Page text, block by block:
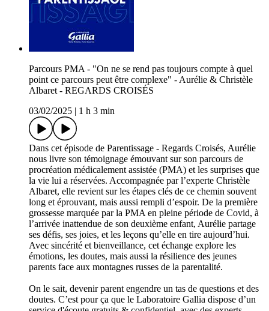
Parcours PMA - "On ne se rend pas toujours compte à quel
point ce parcours peut être complexe" - Aurélie & Christèle
Albaret - REGARDS CROISÉS
03/02/2025
1 h 3 min
Dans cet épisode de Parentissage - Regards Croisés, Aurélie
nous livre son témoignage émouvant sur son parcours de
procréation médicalement assistée (PMA) et les surprises que
la vie lui a réservées. Accompagnée par l’experte Christèle
Albaret, elle revient sur les étapes clés de ce chemin souvent
long et éprouvant, mais aussi rempli d’espoir. De la première
grossesse marquée par la PMA en pleine période de Covid, à
l’arrivée inattendue de son deuxième enfant, Aurélie partage
ses défis, ses joies, et les leçons qu’elle en tire aujourd’hui.
Avec sincérité et bienveillance, cet échange explore les
émotions, les doutes, mais aussi la résilience des jeunes
parents face aux montagnes russes de la parentalité.
On le sait, devenir parent engendre un tas de questions et des
doutes. C’est pour ça que le Laboratoire Gallia dispose d’un